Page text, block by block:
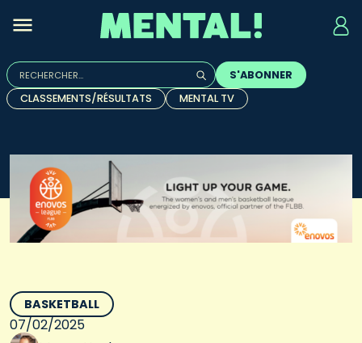
Rechercher :
Quand les résultats de l'auto-complétion sont
S'ABONNER
CLASSEMENTS/RÉSULTATS
MENTAL TV
BASKETBALL
07/02/2025